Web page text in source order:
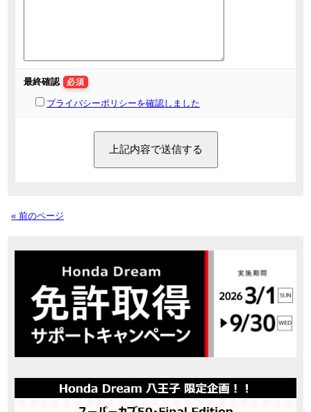
最終確認 必須
プライバシーポリシーを確認しました
« 前のページ